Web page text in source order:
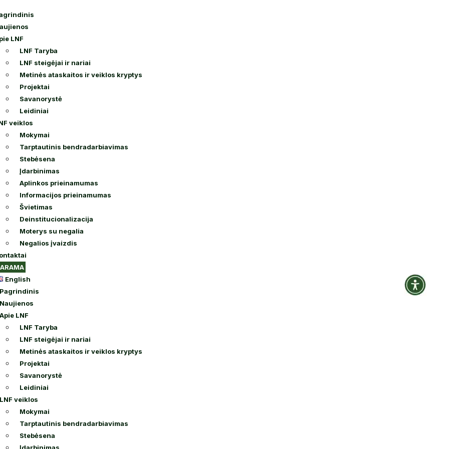
LNF
LNF Taryba
LNF steigėjai ir nariai
Metinės ataskaitos ir veiklos kryptys
Projektai
Savanorystė
Leidiniai
veiklos
Mokymai
Tarptautinis bendradarbiavimas
Stebėsena
Įdarbinimas
Aplinkos prieinamumas
Informacijos prieinamumas
Švietimas
Deinstitucionalizacija
Moterys su negalia
Negalios įvaizdis
English
Pagrindinis
Naujienos
Apie LNF
LNF Taryba
LNF steigėjai ir nariai
Metinės ataskaitos ir veiklos kryptys
Projektai
Savanorystė
Leidiniai
LNF veiklos
Mokymai
Tarptautinis bendradarbiavimas
Stebėsena